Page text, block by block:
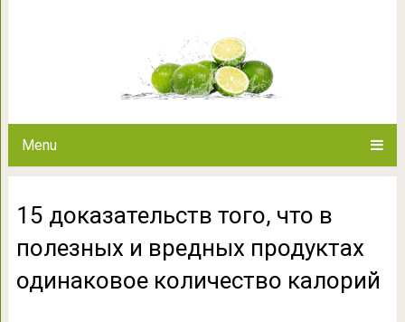
Menu
одинаковое
15 доказательств того, что в
полезных и вредных продуктах
одинаковое количество калорий